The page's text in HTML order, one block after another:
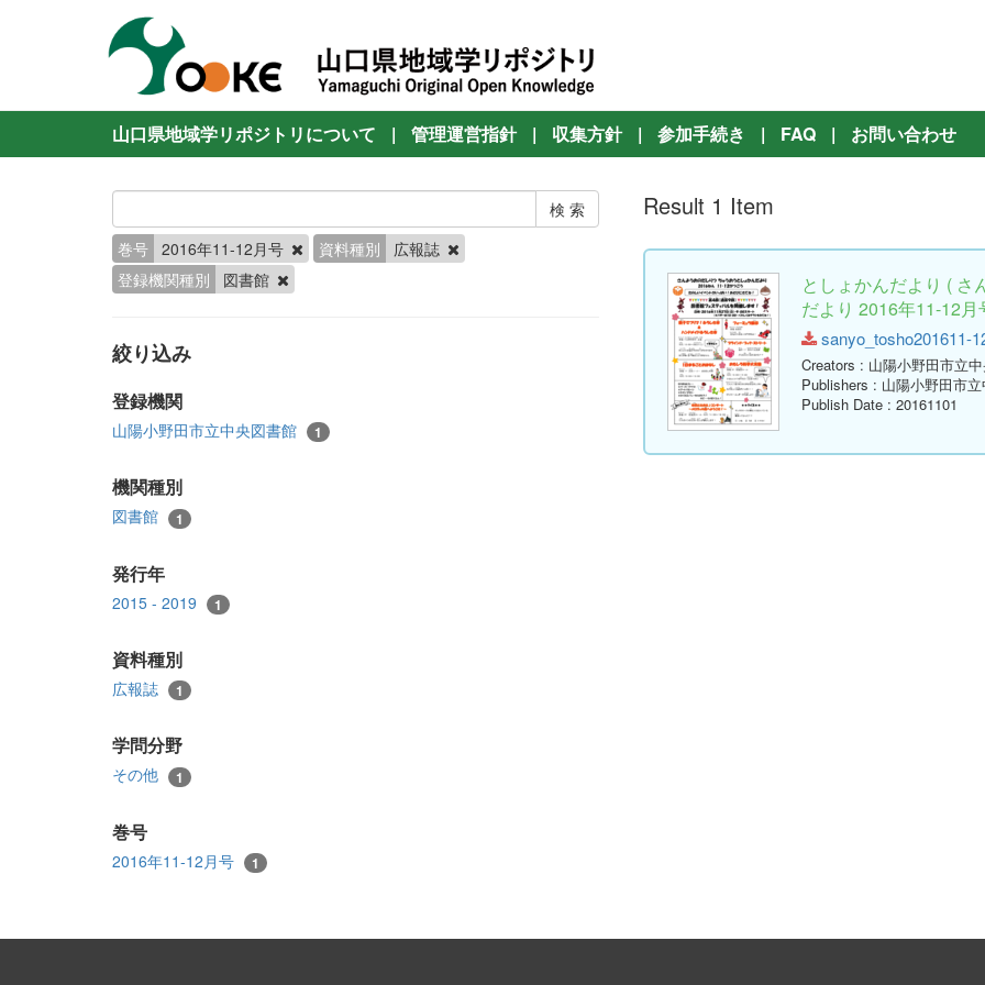
山口県地域学リポジトリについて | 管理運営指針 | 収集方針 | 参加手続き | FAQ | お問い合わせ
巻号 2016年11-12月号 資料種別
広報誌
登録機関種別
図書館
絞り込み
登録機関
山陽小野田市立中央図書館 1
機関種別
図書館 1
発行年
2015 - 2019 1
資料種別
広報誌 1
学問分野
その他 1
巻号
2016年11-12月号 1
Result 1 Item
としょかんだより (
だより 2016年11-12月
sanyo_tosho201611-
Creators : 山陽小野田市立
Publishers : 山陽小野田市
Publish Date : 20161101